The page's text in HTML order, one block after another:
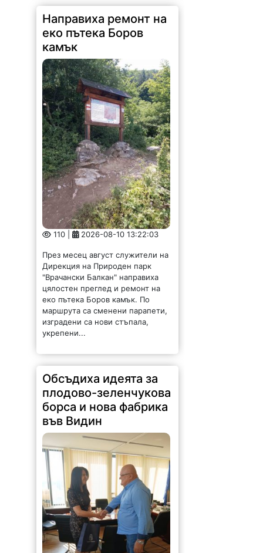
Направиха ремонт на
еко пътека Боров
камък
110 | 2026-08-10 13:22:03
През месец август служители на
Дирекция на Природен парк
"Врачански Балкан" направиха
цялостен преглед и ремонт на
еко пътека Боров камък. По
маршрута са сменени парапети,
изградени са нови стъпала,
укрепени...
Обсъдиха идеята за
плодово-зеленчукова
борса и нова фабрика
във Видин